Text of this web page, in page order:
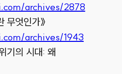
archives/2878
무엇인가》
archives/1943
기의 시대: 왜